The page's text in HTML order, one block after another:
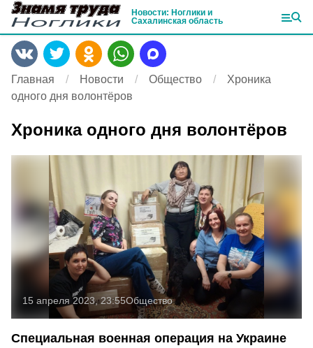
Новости: Ноглики и
Сахалинская область
Главная Новости Общество
Хроника
одного дня волонтёров
Хроника одного дня волонтёров
15 апреля 2023, 23:55Общество
Специальная военная операция на Украине